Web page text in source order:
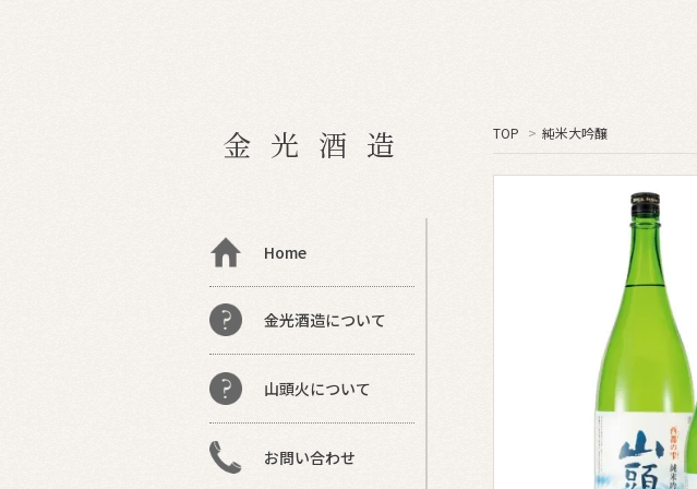
TOP > 純米大吟醸
金光酒造
Home
金光酒造について
山頭火について
お問い合わせ